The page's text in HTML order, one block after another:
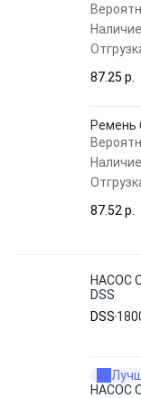
Наличие
87.25 p.
Ремень
Наличие
87.52 p.
НАСОС
DSS
DSS
НАСОС